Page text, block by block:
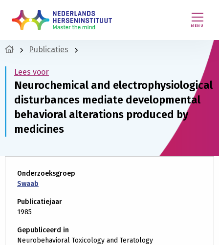
MENU
Publicaties
Lees voor
Neurochemical and electrophysiological
disturbances mediate developmental
behavioral alterations produced by
medicines
Onderzoeksgroep
Swaab
Publicatiejaar
1985
Gepubliceerd in
Neurobehavioral Toxicology and Teratology